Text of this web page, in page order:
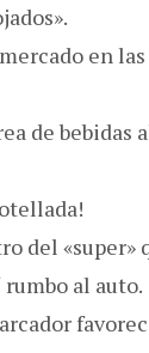
en
de bebidas
del «super»
al auto.